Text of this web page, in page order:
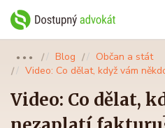
●●● Blog
Občan a stát
Video: Co dělat, když vám
Video: Co dělat,